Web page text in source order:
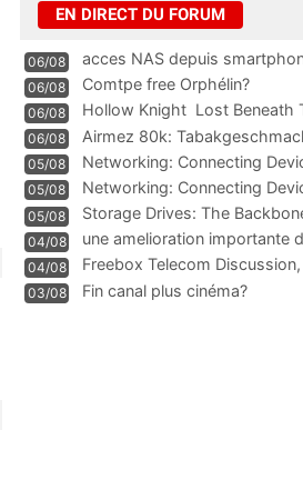
EN DIRECT DU FORUM
06/08 acces NAS depuis
06/08 Comtpe free Orphélin?
06/08 Hollow Knight  Lost Beneath
06/08
Airmez 80k:
Technologie und Leistung im
05/08 Networking: Connecting
05/08
Networking: Connecting
Information
05/08
Storage Drives: The
Management
04/08
une amelioration importante
WIFI
04/08
Freebox Telecom
Communi
03/08 Fin canal plus cinéma?